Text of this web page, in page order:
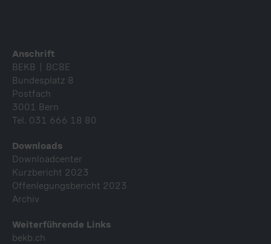
Fusszeile
Anschrift
BEKB | BCBE
Bundesplatz 8
Postfach
3001 Bern
Tel. 031 666 18 80
Downloads
Downloadcenter
Kurzbericht 2023
Offenlegungsbericht 2023
Archiv
Weiterführende Links
bekb.ch